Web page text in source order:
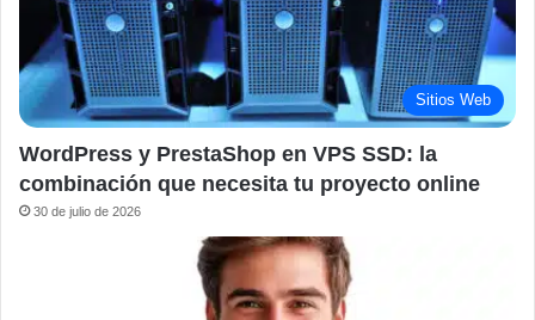
Sitios Web
WordPress y PrestaShop en VPS SSD: la
combinación que necesita tu proyecto online
30 de julio de 2026